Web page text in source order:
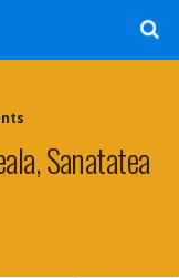
Sanatatea